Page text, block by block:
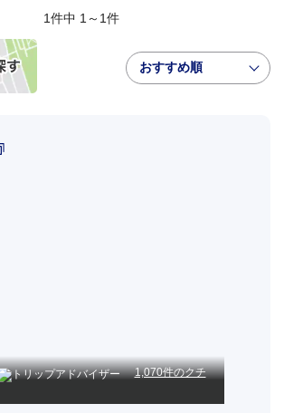
1件中 1～1件
おすすめ順
1,070件のクチ